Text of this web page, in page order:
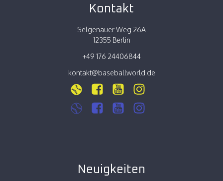
Kontakt
Selgenauer Weg 26A
12355 Berlin
+49 176 24406844
kontakt@baseballworld.de
Neuigkeiten